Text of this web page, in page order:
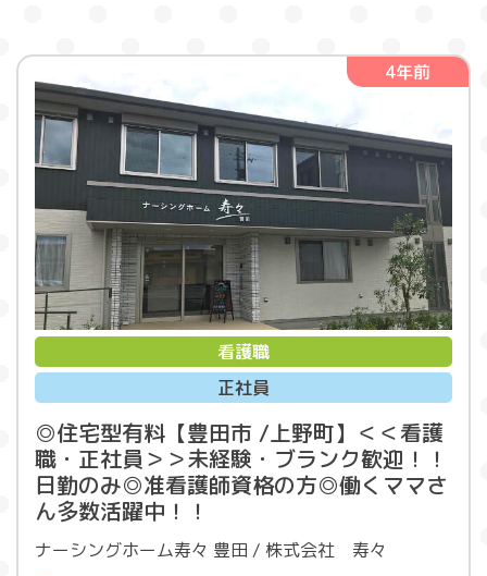
4年前
看護職
正社員
◎住宅型有料【豊田市 /上野町】＜＜看護
職・正社員＞＞未経験・ブランク歓迎！！
日勤のみ◎准看護師資格の方◎働くママさ
ん多数活躍中！！
ナーシングホーム寿々 豊田 / 株式会社 寿々